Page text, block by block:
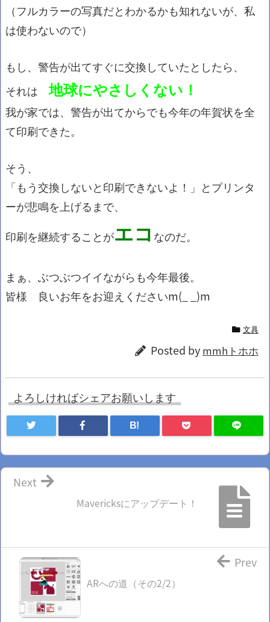
（フルカラーの写真だとわかるかも知れないが、私
は使わないので）
もし、警告が出てすぐに交換していたとしたら、
それは地球にやさしくない！
我が家では、警告が出てからでも今年の年賀状を全
て印刷できた。
そう、
「もう交換しないと印刷できないよ！」とプリンタ
ーが悲鳴を上げるまで、
印刷を継続することがエコ なのだ。
まぁ、ぶつぶつイイながらも今年最後。
皆様 良いお年をお迎えくださいm(_ _)m
文具
Posted by mmhトホホ
よろしければシェアお願いします
B!
Mavericksにアップデート！
Next
ARへの道（その2/2）
Prev